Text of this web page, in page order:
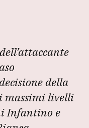
della
massimi livelli
Infantino e